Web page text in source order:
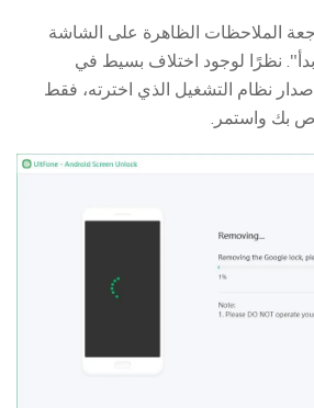
الملاحظات الظاهرة على الشاشة
نظرًا لوجود اختلاف بسيط في
نظام التشغيل الذي اخترته، فقط
بك واستمر.